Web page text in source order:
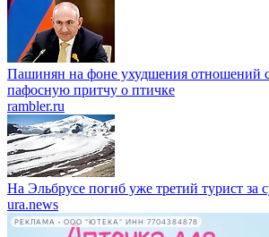
Пашинян на фоне ухудшения отношений
пафосную притчу о птичке
rambler.ru
На Эльбрусе погиб уже третий турист за
ura.news
РЕКЛАМА • ООО "ЮТЕКА" ИНН 7704384878